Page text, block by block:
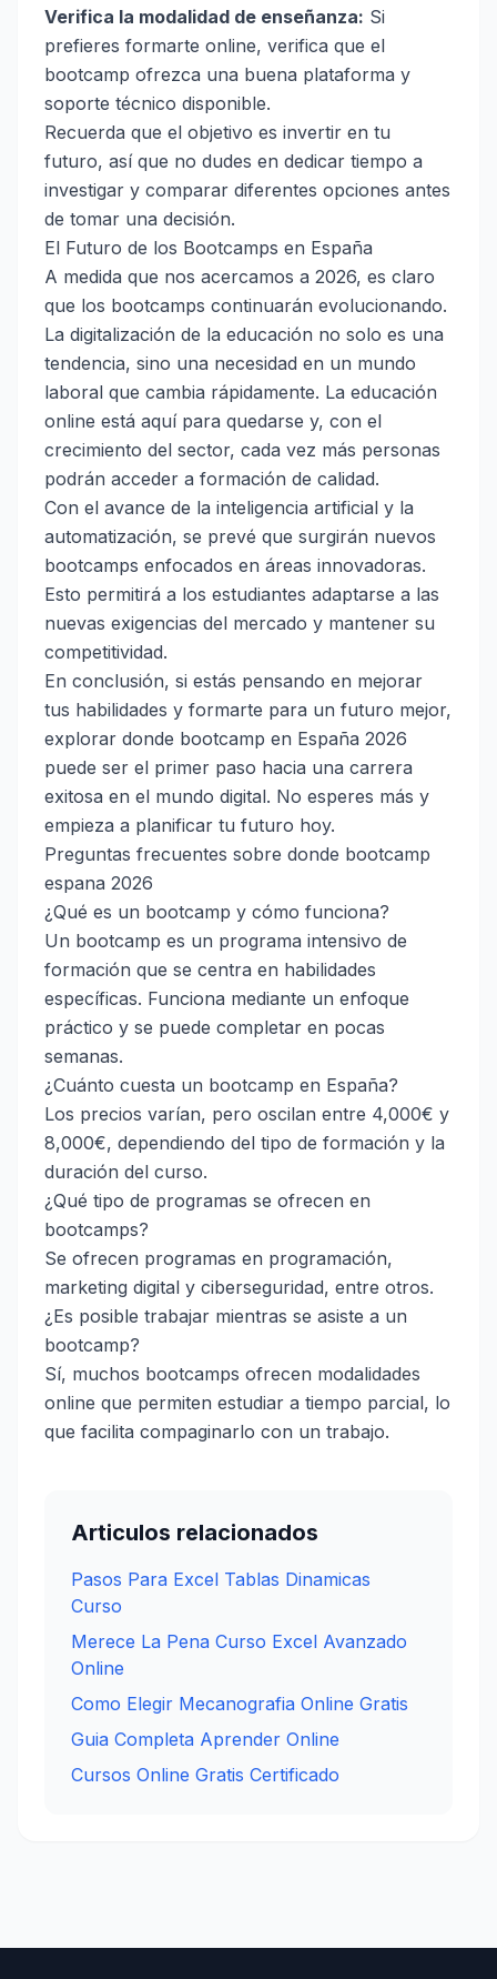
Verifica la modalidad de enseñanza: Si
prefieres formarte online, verifica que el
bootcamp ofrezca una buena plataforma y
soporte técnico disponible.
Recuerda que el objetivo es invertir en tu
futuro, así que no dudes en dedicar tiempo a
investigar y comparar diferentes opciones antes
de tomar una decisión.
El Futuro de los Bootcamps en España
A medida que nos acercamos a 2026, es claro
que los bootcamps continuarán evolucionando.
La digitalización de la educación no solo es una
tendencia, sino una necesidad en un mundo
laboral que cambia rápidamente. La educación
online está aquí para quedarse y, con el
crecimiento del sector, cada vez más personas
podrán acceder a formación de calidad.
Con el avance de la inteligencia artificial y la
automatización, se prevé que surgirán nuevos
bootcamps enfocados en áreas innovadoras.
Esto permitirá a los estudiantes adaptarse a las
nuevas exigencias del mercado y mantener su
competitividad.
En conclusión, si estás pensando en mejorar
tus habilidades y formarte para un futuro mejor,
explorar donde bootcamp en España 2026
puede ser el primer paso hacia una carrera
exitosa en el mundo digital. No esperes más y
empieza a planificar tu futuro hoy.
Preguntas frecuentes sobre donde bootcamp
espana 2026
¿Qué es un bootcamp y cómo funciona?
Un bootcamp es un programa intensivo de
formación que se centra en habilidades
específicas. Funciona mediante un enfoque
práctico y se puede completar en pocas
semanas.
¿Cuánto cuesta un bootcamp en España?
Los precios varían, pero oscilan entre 4,000€ y
8,000€, dependiendo del tipo de formación y la
duración del curso.
¿Qué tipo de programas se ofrecen en
bootcamps?
Se ofrecen programas en programación,
marketing digital y ciberseguridad, entre otros.
¿Es posible trabajar mientras se asiste a un
bootcamp?
Sí, muchos bootcamps ofrecen modalidades
online que permiten estudiar a tiempo parcial, lo
que facilita compaginarlo con un trabajo.
Articulos relacionados
Pasos Para Excel Tablas Dinamicas
Curso
Merece La Pena Curso Excel Avanzado
Online
Como Elegir Mecanografia Online Gratis
Guia Completa Aprender Online
Cursos Online Gratis Certificado